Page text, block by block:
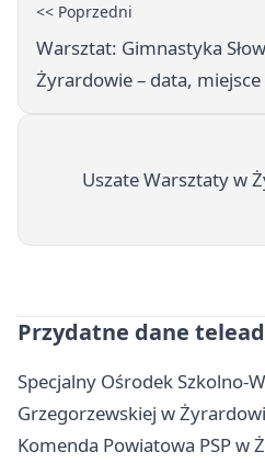
<< Poprzedni
Warsztat: Gimnastyka
Żyrardowie – data, miejsce
Uszate Warsztaty w
Przydatne dane
Specjalny Ośrodek Szkolno-
Grzegorzewskiej w
Komenda Powiatowa PSP w